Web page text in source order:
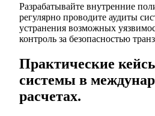
Разрабатывайте внутренние
регулярно проводите аудиты
устранения возможных
контроль за безопасностью
Практические
системы в
расчетах.